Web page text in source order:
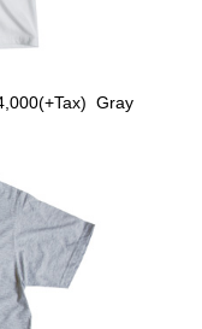
Gray